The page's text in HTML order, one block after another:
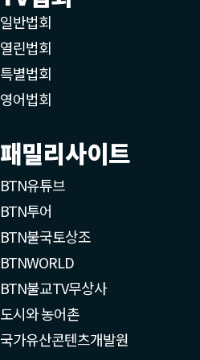
일반법회
열린법회
특별법회
영어법회
패밀리사이트
BTN유튜브
BTN투어
BTN불국토상조
BTNWORLD
BTN불교TV무상사
도시와 농어촌
국가유산콘텐츠개발원